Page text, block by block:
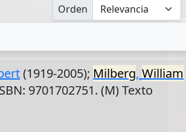
Orden
(1919-2005); Milberg, William
9701702751. (M) Texto